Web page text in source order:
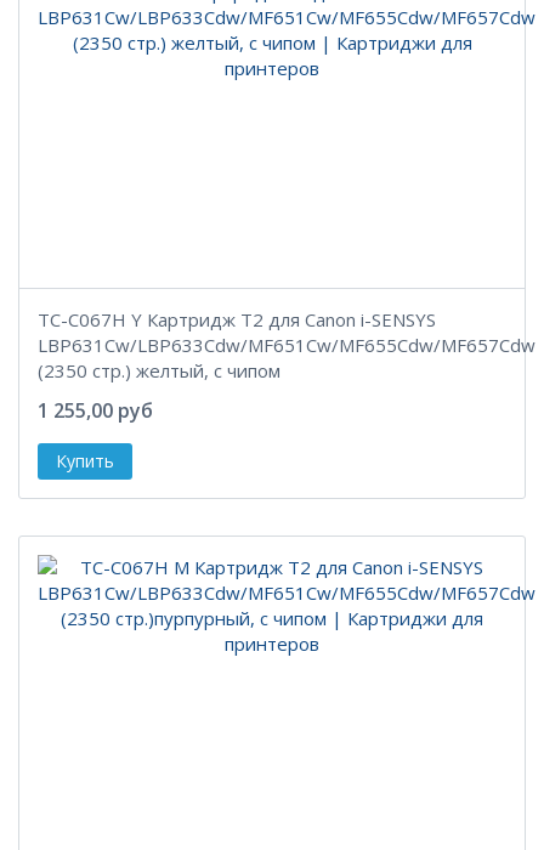
TC-C067H Y Картридж T2 для Canon i-SENSYS
LBP631Cw/LBP633Cdw/MF651Cw/MF655Cdw/MF657Cdw
(2350 стр.) желтый, с чипом
1 255,00 руб